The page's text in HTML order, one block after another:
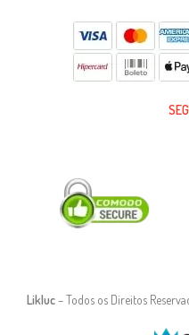
Likluc– Todos os Direitos